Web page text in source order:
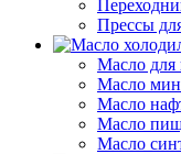
Прессы
Масло для
Масло
Масло
Масло
Масло